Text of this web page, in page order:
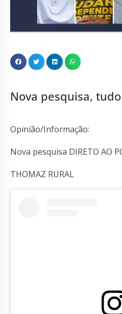
Nova pesquisa,
Opinião/Informação:
Nova pesquisa DIRETO AO
THOMAZ RURAL